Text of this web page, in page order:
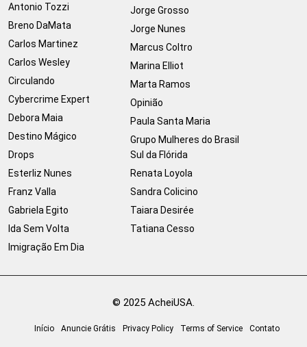
Antonio Tozzi
Breno DaMata
Carlos Martinez
Carlos Wesley
Circulando
Cybercrime Expert
Debora Maia
Destino Mágico
Drops
Esterliz Nunes
Franz Valla
Gabriela Egito
Ida Sem Volta
Imigração Em Dia
Jorge Grosso
Jorge Nunes
Marcus Coltro
Marina Elliot
Marta Ramos
Opinião
Paula Santa Maria
Grupo Mulheres do Brasil
Sul da Flórida
Renata Loyola
Sandra Colicino
Taiara Desirée
Tatiana Cesso
© 2025 AcheiUSA.
Início Anuncie Grátis Privacy Policy Terms of Service Contato